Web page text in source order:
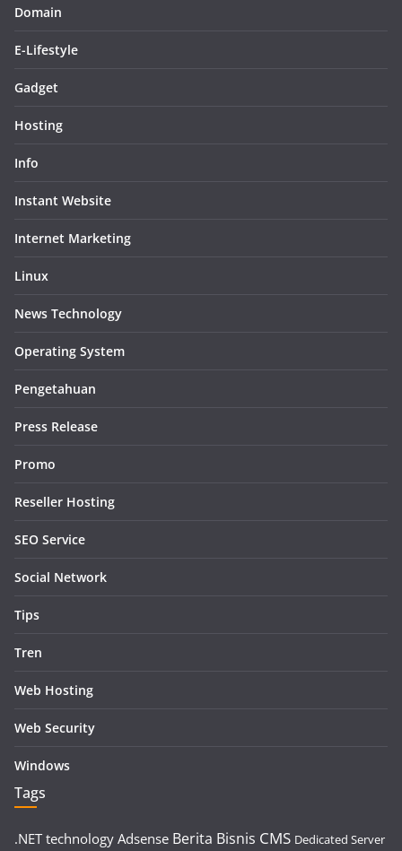
Domain
E-Lifestyle
Gadget
Hosting
Info
Instant Website
Internet Marketing
Linux
News Technology
Operating System
Pengetahuan
Press Release
Promo
Reseller Hosting
SEO Service
Social Network
Tips
Tren
Web Hosting
Web Security
Windows
Tags
.NET technology Adsense Berita Bisnis CMS Dedicated Server